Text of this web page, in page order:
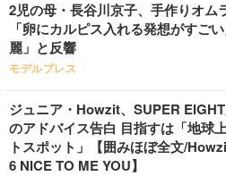
2児の母・長谷川京子、手作りオム
「卵にカルピス入れる発想がすご
麗」と反響
モデルプレス
ジュニア・Howzit、SUPER
のアドバイス告白 目指すは「地球
トスポット」【囲みほぼ全文/
6 NICE TO ME YOU】